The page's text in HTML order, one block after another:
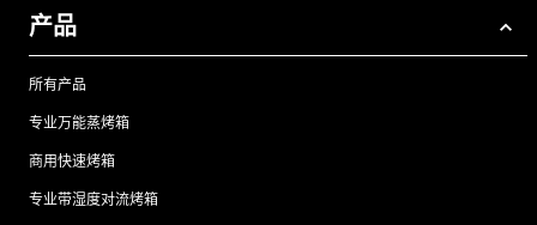
产品
所有产品
专业万能蒸烤箱
商用快速烤箱
专业带湿度对流烤箱